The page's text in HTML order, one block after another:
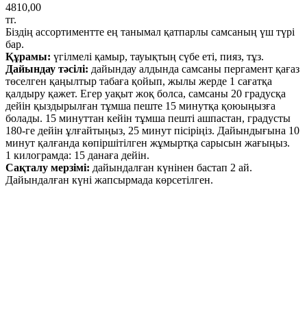
4810,00
тг.
Біздің ассортиментте ең танымал қатпарлы самсаның үш түрі
бар.
Құрамы: үгілмелі қамыр, тауықтың сүбе еті, пияз, тұз.
Дайындау тәсілі: дайындау алдында самсаны пергамент қағаз
төселген қаңылтыр табаға қойып, жылы жерде 1 сағатқа
қалдыру қажет. Егер уақыт жоқ болса, самсаны 20 градусқа
дейін қыздырылған тұмша пеште 15 минутқа қоюыңызға
болады. 15 минуттан кейін тұмша пешті ашпастан, градусты
180-ге дейін ұлғайтыңыз, 25 минут пісіріңіз. Дайындығына 10
минут қалғанда көпіршітілген жұмыртқа сарысын жағыңыз.
1 килограмда: 15 данаға дейін.
Сақталу мерзімі: дайындалған күнінен бастап 2 ай.
Дайындалған күні жапсырмада көрсетілген.